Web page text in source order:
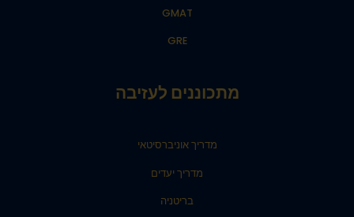
GMAT
GRE
מתכוננים לעזיבה
מדריך אוניברסיטאי
מדריך יעדים
בריטניה